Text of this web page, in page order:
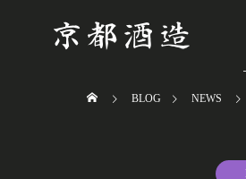
BLOG NEWS